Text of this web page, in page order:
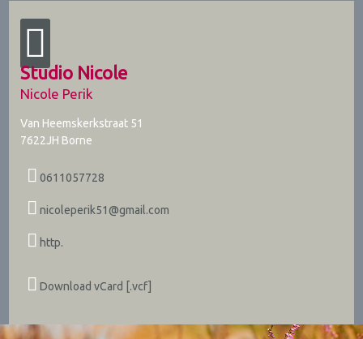
Studio Nicole
Nicole Perik
Van Heemskerkstraat 51
7622JH Borne
0611057728
nicoleperik51@gmail.com
http.
Download vCard [.vcf]